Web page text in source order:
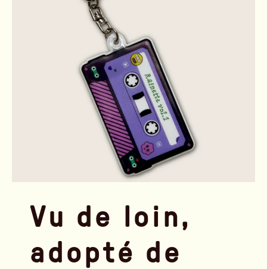
Vu de loin,
adopté de